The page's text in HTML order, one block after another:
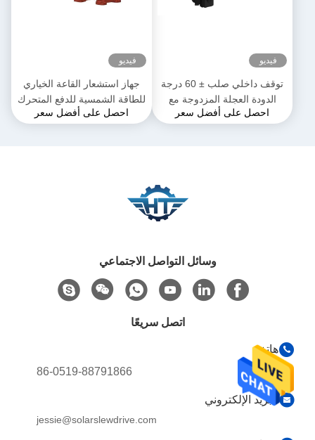
فيديو
توقف داخلي صلب ± 60 درجة
الدودة العجلة المزدوجة مع
القفل الذاتي والدقة 0.15 درجة
احصل على أفضل سعر
فيديو
جهاز استشعار القاعة الخياري
للطاقة الشمسية للدفع المتحرك
للتركيب السريع والسهل
احصل على أفضل سعر
وسائل التواصل الاجتماعي
اتصل سريعًا
هاتف
86-0519-88791866
البريد الإلكتروني
jessie@solarslewdrive.com